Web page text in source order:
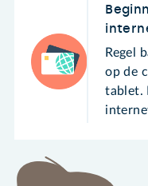
Regel
op de
tablet.